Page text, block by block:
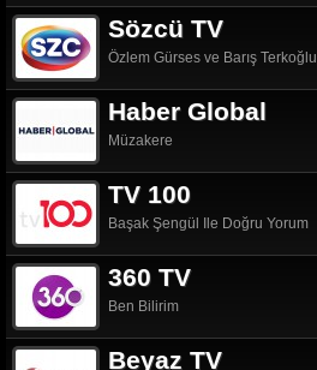
Sözcü TV
Özlem Gürses ve Barış Terkoğlu
Haber Global
Müzakere
TV 100
Başak Şengül Ile Doğru Yorum
360 TV
Ben Bilirim
Beyaz TV